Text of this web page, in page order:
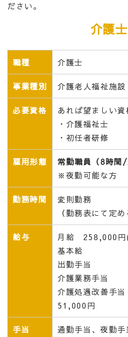
ださい。
介護士
職種 介護士
事業種別 介護老人福祉施設
必要資格
あれば望ましい資
・介護福祉士
・初任者研修
雇用形態
常勤職員（8時間/
※夜勤可能な方
勤務時間
変則勤務
（勤務表にて定め
給与
月給 258,000円
基本給
出勤手当
介護業務手当
介護処遇改善手
51,000円
手当
通勤手当、夜勤手